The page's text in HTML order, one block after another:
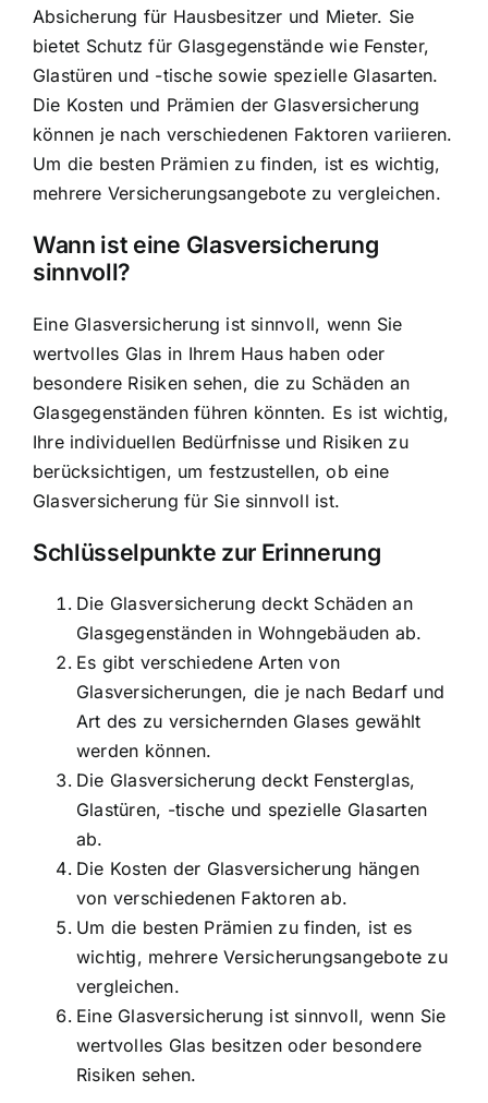
Absicherung für Hausbesitzer und Mieter. Sie
bietet Schutz für Glasgegenstände wie Fenster,
Glastüren und -tische sowie spezielle Glasarten.
Die Kosten und Prämien der Glasversicherung
können je nach verschiedenen Faktoren variieren.
Um die besten Prämien zu finden, ist es wichtig,
mehrere Versicherungsangebote zu vergleichen.
Wann ist eine Glasversicherung
sinnvoll?
Eine Glasversicherung ist sinnvoll, wenn Sie
wertvolles Glas in Ihrem Haus haben oder
besondere Risiken sehen, die zu Schäden an
Glasgegenständen führen könnten. Es ist wichtig,
Ihre individuellen Bedürfnisse und Risiken zu
berücksichtigen, um festzustellen, ob eine
Glasversicherung für Sie sinnvoll ist.
Schlüsselpunkte zur Erinnerung
Die Glasversicherung deckt Schäden an
Glasgegenständen in Wohngebäuden ab.
Es gibt verschiedene Arten von
Glasversicherungen, die je nach Bedarf und
Art des zu versichernden Glases gewählt
werden können.
Die Glasversicherung deckt Fensterglas,
Glastüren, -tische und spezielle Glasarten
ab.
Die Kosten der Glasversicherung hängen
von verschiedenen Faktoren ab.
Um die besten Prämien zu finden, ist es
wichtig, mehrere Versicherungsangebote zu
vergleichen.
Eine Glasversicherung ist sinnvoll, wenn Sie
wertvolles Glas besitzen oder besondere
Risiken sehen.